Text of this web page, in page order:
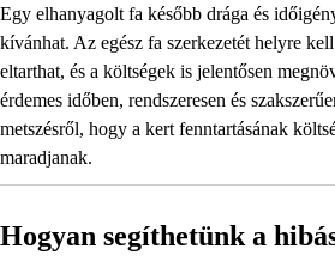
Egy elhanyagolt fa később drága és
kívánhat. Az egész fa szerkezetét helyre
eltarthat, és a költségek is jelentősen
érdemes időben, rendszeresen és
metszésről, hogy a kert fenntartásának
maradjanak.
Hogyan segíthetünk a